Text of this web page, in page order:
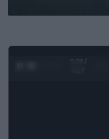
0:29 /